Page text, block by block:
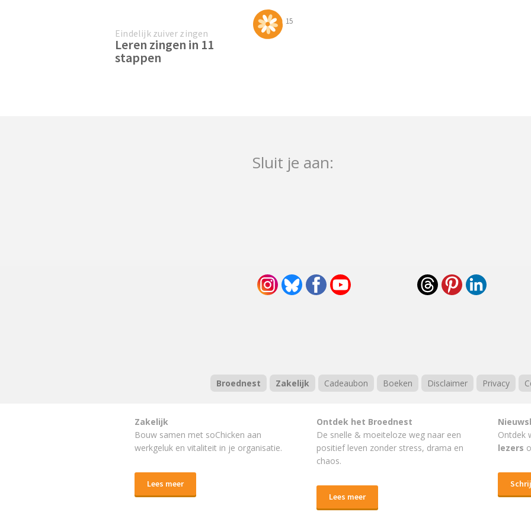
15
Eindelijk zuiver zingen
Leren zingen in 11
stappen
Sluit je aan:
Broednest Zakelijk Cadeaubon Boeken Disclaimer Privacy
Zakelijk
Bouw samen met soChicken aan
werkgeluk en vitaliteit in je organisatie.
Lees meer
Ontdek het Broednest
De snelle & moeiteloze weg naar een
positief leven zonder stress, drama en
chaos.
Lees meer
Ontdek
lezers